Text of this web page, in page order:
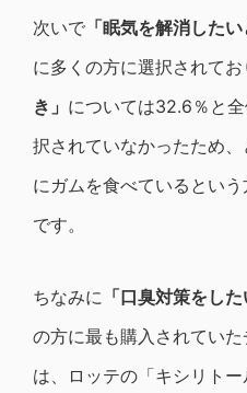
次いで 「眠気を解消したい
に多くの方に選択されてお
き」 については32.6％と
択されていなかったため
にガムを食べているとい
です。
ちなみに 「口臭対策をした
の方に最も購入されてい
は、ロッテの「キシリト